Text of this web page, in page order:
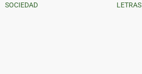
SOCIEDAD LETRAS